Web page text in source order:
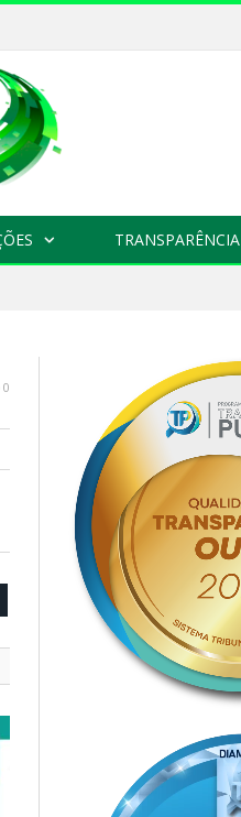
TRANSPARÊNCIA
0